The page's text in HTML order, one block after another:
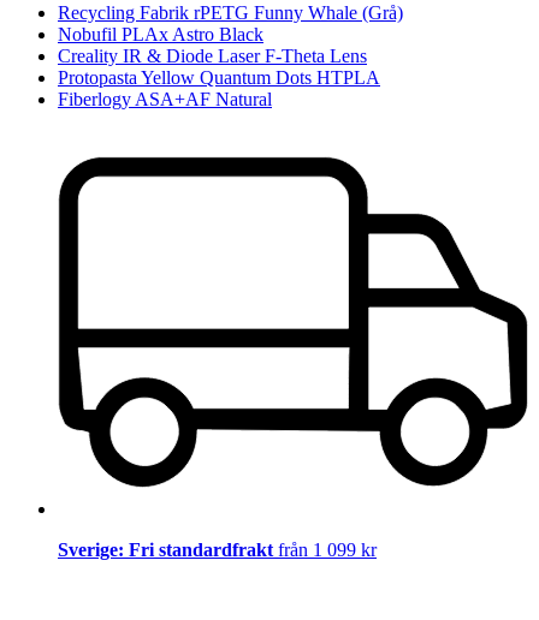
Recycling Fabrik rPETG Funny Whale (Grå)
Nobufil PLAx Astro Black
Creality IR & Diode Laser F-Theta Lens
Protopasta Yellow Quantum Dots HTPLA
Fiberlogy ASA+AF Natural
Sverige: Fri standardfrakt från 1 099 kr